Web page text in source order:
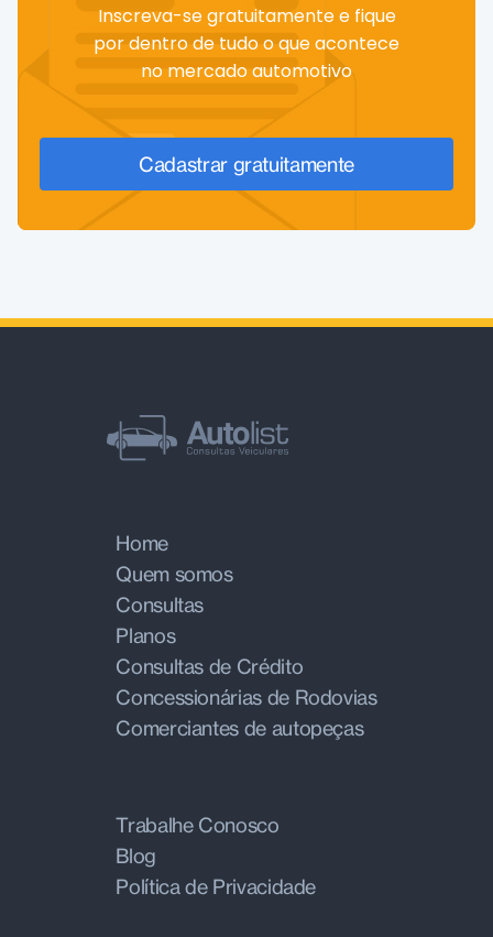
Inscreva-se gratuitamente e fique
por dentro de tudo o que acontece
no mercado automotivo
Cadastrar gratuitamente
Home
Quem somos
Consultas
Planos
Consultas de Crédito
Concessionárias de Rodovias
Comerciantes de autopeças
Trabalhe Conosco
Blog
Política de Privacidade